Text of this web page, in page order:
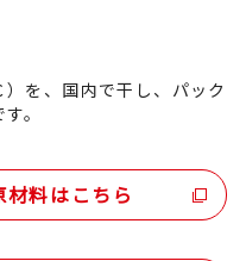
を、国内で干し、パック
。
料はこちら